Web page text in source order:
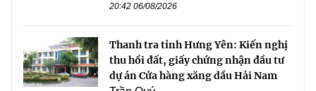
20:42 06/08/2026
Thanh tra tỉnh Hưng Yên: Kiến nghị
thu hồi đất, giấy chứng nhận đầu tư
dự án Cửa hàng xăng dầu Hải Nam